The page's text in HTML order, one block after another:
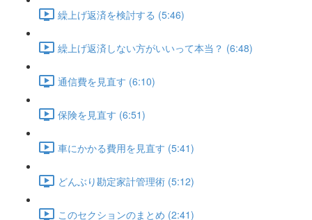
繰上げ返済を検討する (5:46)
繰上げ返済しない方がいいって本当？ (6:48)
通信費を見直す (6:10)
保険を見直す (6:51)
車にかかる費用を見直す (5:41)
どんぶり勘定家計管理術 (5:12)
このセクションのまとめ (2:41)